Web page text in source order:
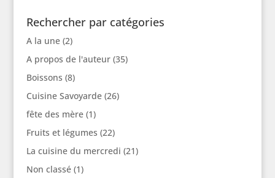
Rechercher par catégories
A la une(2)
A propos de l'auteur(35)
Boissons (8)
Cuisine Savoyarde(26)
fête des mère(1)
Fruits et légumes (22)
La cuisine du mercredi (21)
Non classé(1)